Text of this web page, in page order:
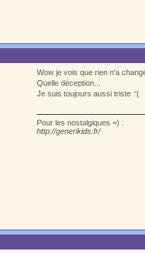
Wow je vois que rien n'a
Quelle déception...
Je suis toujours aussi triste :'(
Pour les nostalgiques =) :
http://generikids.fr/